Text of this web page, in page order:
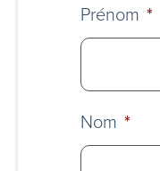
Prénom *
Nom *